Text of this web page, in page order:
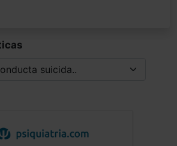
divino!!. Pero siendo tan
es otro problema social,
después de
en las evidencias
etc. Me